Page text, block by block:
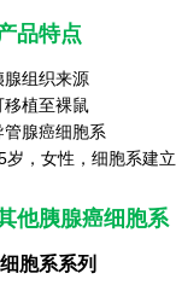
品特点
腺组织来源
移植至裸鼠
管腺癌细胞系
岁，女性，细胞系建
他胰腺癌细胞系
胞系系列